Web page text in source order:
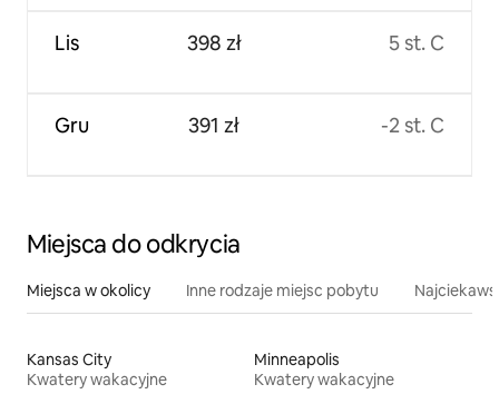
Lis
Gru
398 zł
391 zł
5 st. C
-2 st. C
Miejsca do odkrycia
Miejsca w okolicy Inne rodzaje miejsc pobytu
Kansas City
Kwatery wakacyjne
Minneapolis
Kwatery wakacyjne